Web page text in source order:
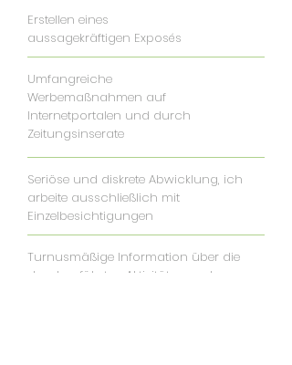
Erstellen eines
aussagekräftigen Exposés
Umfangreiche
Werbemaßnahmen auf
Internetportalen und durch
Zeitungsinserate
Seriöse und diskrete Abwicklung, ich
arbeite ausschließlich mit
Einzelbesichtigungen
Turnusmäßige Information über die
durchgeführten Aktivitäten und